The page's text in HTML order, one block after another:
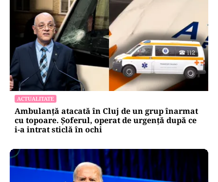
ACTUALITATE
Ambulanță atacată în Cluj de un grup înarmat
cu topoare. Șoferul, operat de urgență după ce
i-a intrat sticlă în ochi